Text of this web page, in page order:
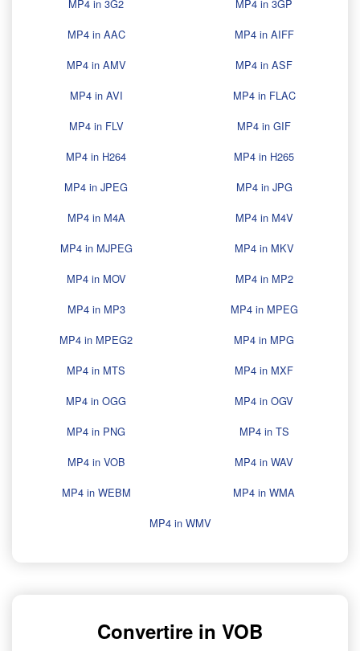
MP4 in 3G2
MP4 in 3GP
MP4 in AAC
MP4 in AIFF
MP4 in AMV
MP4 in ASF
MP4 in AVI
MP4 in FLAC
MP4 in FLV
MP4 in GIF
MP4 in H264
MP4 in H265
MP4 in JPEG
MP4 in JPG
MP4 in M4A
MP4 in M4V
MP4 in MJPEG
MP4 in MKV
MP4 in MOV
MP4 in MP2
MP4 in MP3
MP4 in MPEG
MP4 in MPEG2
MP4 in MPG
MP4 in MTS
MP4 in MXF
MP4 in OGG
MP4 in OGV
MP4 in PNG
MP4 in TS
MP4 in VOB
MP4 in WAV
MP4 in WEBM
MP4 in WMA
MP4 in WMV
Convertire in VOB